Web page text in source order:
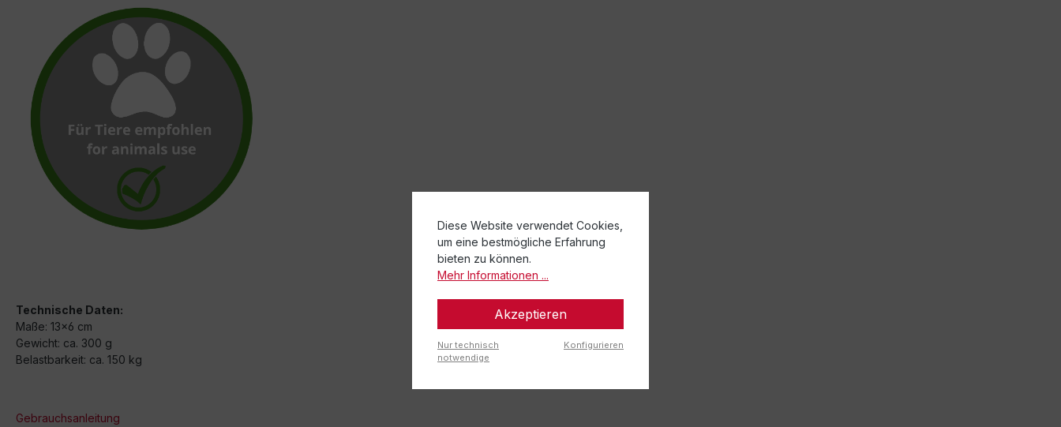
Technische Daten:
Maße: 13x6 cm
Gewicht: ca. 300 g
Belastbarkeit: ca. 150 kg
Gebrauchsanleitung
Diese Website verwendet Cookies,
um eine bestmögliche Erfahrung
bieten zu können.
Mehr Informationen ...
Akzeptieren
Nur technisch
notwendige
Konfigurieren